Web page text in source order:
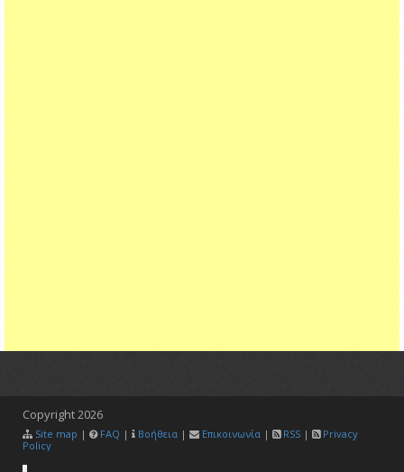
Copyright2026
Site map | FAQ | Βοήθεια | Επικοινωνία | RSS |
Privacy
Policy